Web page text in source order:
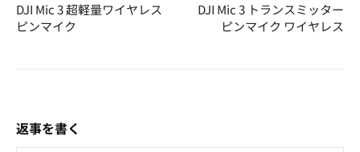
DJI Mic 3 超軽量ワイヤレス
ピンマイク
DJI Mic 3 トランスミッター
ピンマイク ワイヤレス
返事を書く